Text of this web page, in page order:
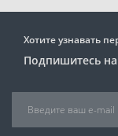
Хотите узнавать
Подпишитесь